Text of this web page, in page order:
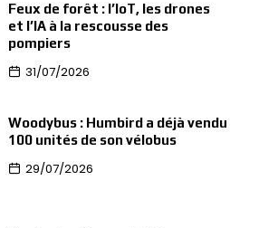
Feux de forêt : l’IoT, les drones
et l’IA à la rescousse des
pompiers
31/07/2026
Woodybus : Humbird a déjà vendu
100 unités de son vélobus
29/07/2026